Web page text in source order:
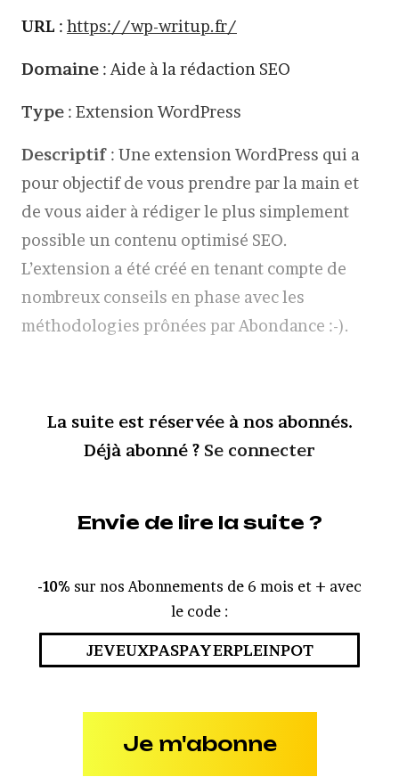
URL : https://wp-writup.fr/
Domaine : Aide à la rédaction SEO
Type : Extension WordPress
Descriptif : Une extension WordPress qui a
pour objectif de vous prendre par la main et
de vous aider à rédiger le plus simplement
possible un contenu optimisé SEO.
L’extension a été créé en tenant compte de
nombreux conseils en phase avec les
méthodologies prônées par Abondance :-).
La suite est réservée à nos abonnés.
Déjà abonné ? Se connecter
Envie de lire la suite ?
-10% sur nos Abonnements de 6 mois et + avec
le code :
JEVEUXPASPAYERPLEINPOT
Je m'abonne